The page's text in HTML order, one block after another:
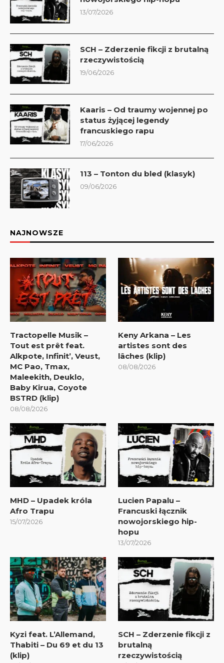
13/07/2026
SCH – Zderzenie fikcji z brutalną
rzeczywistością
19/06/2026
Kaaris – Od traumy wojennej po
status żyjącej legendy
francuskiego rapu
17/06/2026
113 – Tonton du bled (klasyk)
09/06/2026
NAJNOWSZE
Tractopelle Musik –
Tout est prêt feat.
Alkpote, Infinit’, Veust,
MC Pao, Tmax,
Maleekith, Deuklo,
Baby Kirua, Coyote
BSTRD (klip)
08/08/2026
Keny Arkana – Les
artistes sont des
lâches (klip)
08/08/2026
MHD – Upadek króla
Afro Trapu
15/07/2026
Lucien Papalu –
Francuski łącznik
nowojorskiego hip-
hopu
13/07/2026
Kyzi feat. L’Allemand,
Thabiti – Du 69 et du 13
(klip)
SCH – Zderzenie fikcji z
brutalną
rzeczywistością